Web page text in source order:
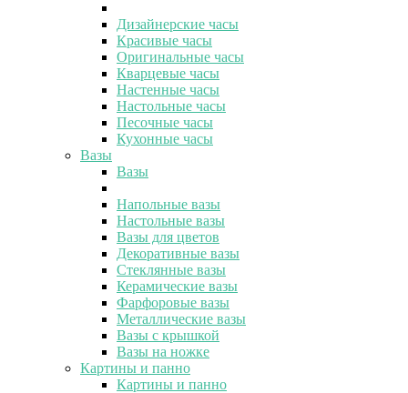
Дизайнерские часы
Красивые часы
Оригинальные часы
Кварцевые часы
Настенные часы
Настольные часы
Песочные часы
Кухонные часы
Вазы
Вазы
Напольные вазы
Настольные вазы
Вазы для цветов
Декоративные вазы
Стеклянные вазы
Керамические вазы
Фарфоровые вазы
Металлические вазы
Вазы с крышкой
Вазы на ножке
Картины и панно
Картины и панно